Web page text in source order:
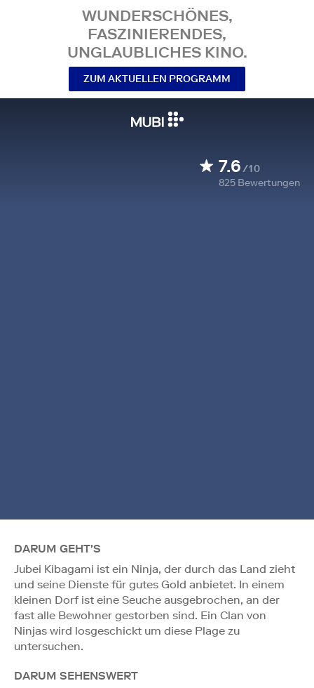
WUNDERSCHÖNES,
FASZINIERENDES,
UNGLAUBLICHES KINO.
ZUM AKTUELLEN PROGRAMM
7.6/10
825 Bewertungen
DARUM GEHT'S
Jubei Kibagami ist ein Ninja, der durch das Land zieht
und seine Dienste für gutes Gold anbietet. In einem
kleinen Dorf ist eine Seuche ausgebrochen, an der
fast alle Bewohner gestorben sind. Ein Clan von
Ninjas wird losgeschickt um diese Plage zu
untersuchen.
DARUM SEHENSWERT